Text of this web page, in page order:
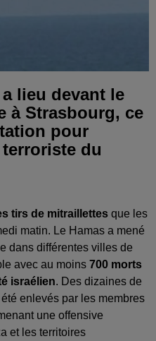
lieu devant le
à Strasbourg, ce
pour
du
tirs de mitraillettes que les
matin. Le Hamas a mené
dans différentes villes de
avec au moins 700 morts
israélien. Des dizaines de
enlevés par les membres
une offensive
et les territoires